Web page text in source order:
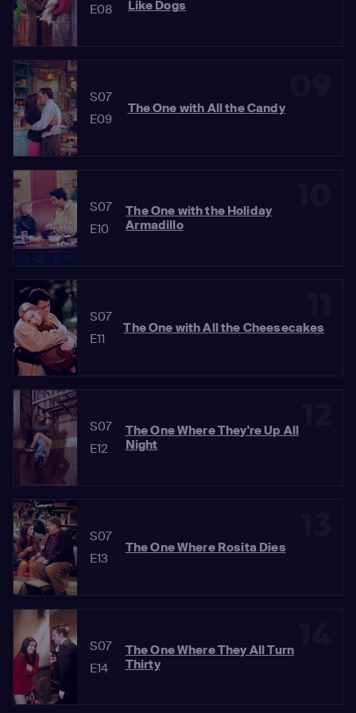
E08 Like Dogs
S07
E09
The One with All the Candy
S07
E10
The One with the Holiday
Armadillo
S07
E11
The One with All the Cheesecakes
S07
E12
The One Where They're Up All
Night
S07
E13
The One Where Rosita Dies
S07
E14
The One Where They All Turn
Thirty